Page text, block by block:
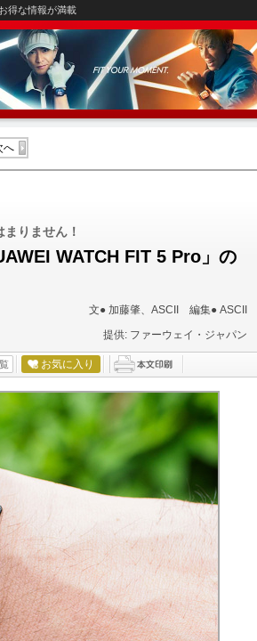
得な情報が満載
へ
りません！
WATCH FIT 5 Pro」の
文● 加藤肇、ASCII 編集● ASCII
提供: ファーウェイ・ジャパン
お気に入り